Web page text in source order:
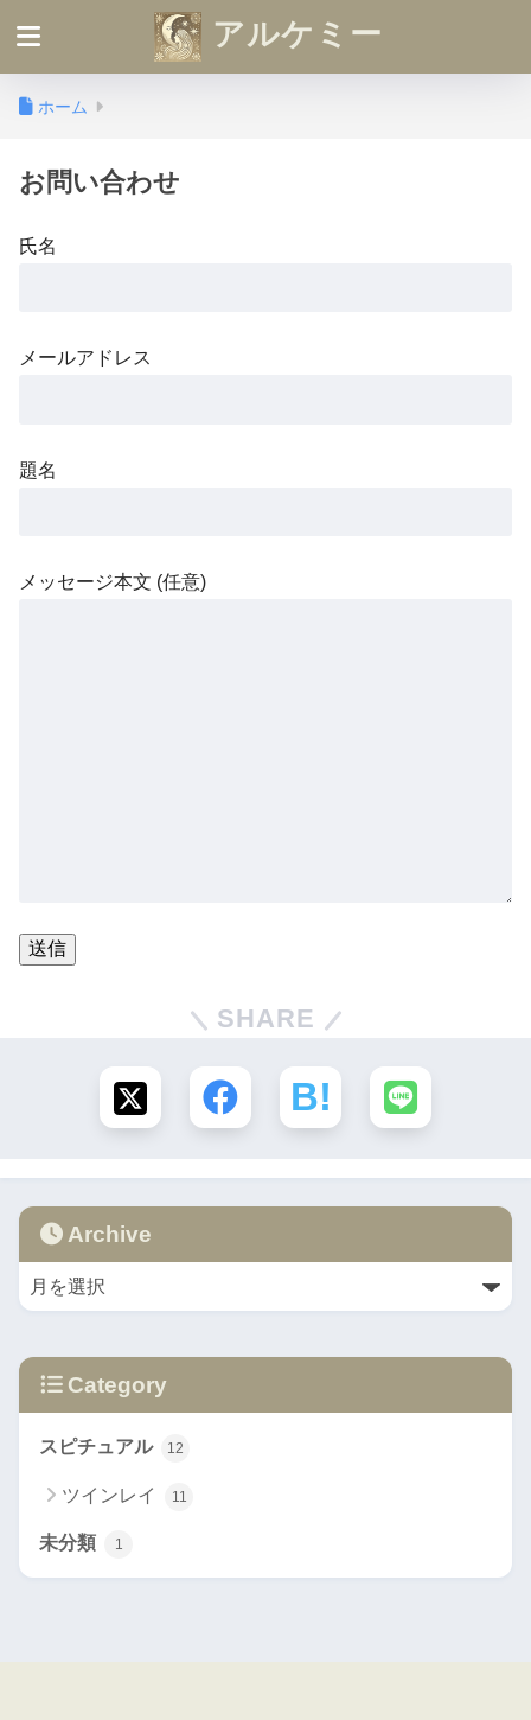
アルケミー
ホーム
お問い合わせ
氏名
メールアドレス
題名
メッセージ本文 (任意)
SHARE
Archive
Category
スピチュアル 12
ツインレイ 11
未分類 1